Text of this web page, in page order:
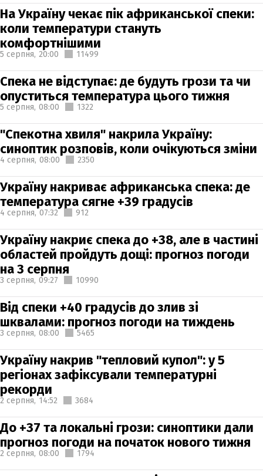
На Україну чекає пік африканської спеки:
коли температури стануть
комфортнішими
5 серпня, 20:00 11499
Спека не відступає: де будуть грози та чи
опуститься температура цього тижня
5 серпня, 08:00 1322
"Спекотна хвиля" накрила Україну:
синоптик розповів, коли очікуються зміни
4 серпня, 08:00 2350
Україну накриває африканська спека: де
температура сягне +39 градусів
4 серпня, 07:32 912
Україну накриє спека до +38, але в частині
областей пройдуть дощі: прогноз погоди
на 3 серпня
3 серпня, 09:27 10990
Від спеки +40 градусів до злив зі
шквалами: прогноз погоди на тиждень
3 серпня, 08:00 5465
Україну накрив "тепловий купол": у 5
регіонах зафіксували температурні
рекорди
2 серпня, 14:52 3684
До +37 та локальні грози: синоптики дали
прогноз погоди на початок нового тижня
2 серпня, 08:00 1794